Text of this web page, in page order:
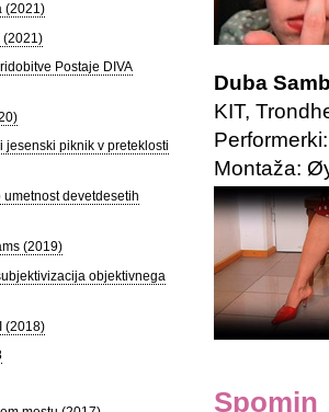
Duba
KIT,
Montaža:
Spomin
(2021)
(2021)
Postaje DIVA
jesenski piknik v preteklosti
devetdesetih
(2019)
objektivnega
(2018)